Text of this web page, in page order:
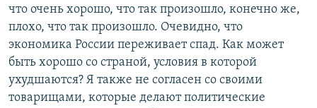
что очень хорошо, что так произошло, конечно же,
плохо, что так произошло. Очевидно, что
экономика России переживает спад. Как может
быть хорошо со страной, условия в которой
ухудшаются? Я также не согласен со своими
товарищами, которые делают политические